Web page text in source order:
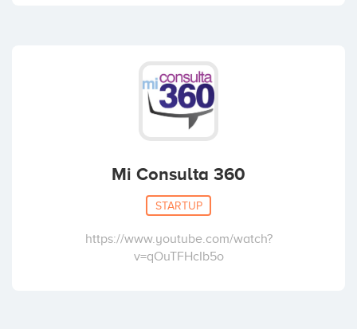
Mi Consulta 360
STARTUP
https://www.youtube.com/watch?
v=qOuTFHcIb5o